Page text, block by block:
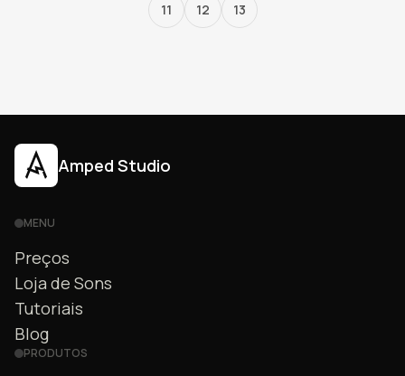
11 12 13
Amped Studio
MENU
Preços
Loja de Sons
Tutoriais
Blog
PRODUTOS